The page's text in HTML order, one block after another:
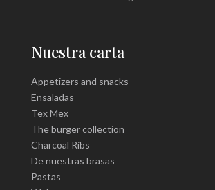
Nuestra carta
Appetizers and snacks
Ensaladas
Tex Mex
The burger collection
Charcoal Ribs
De nuestras brasas
Pastas